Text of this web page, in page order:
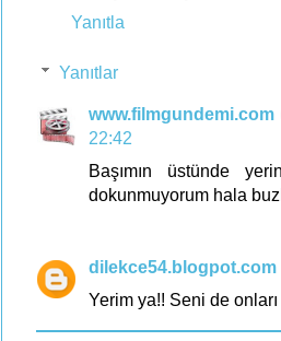
Yanıtla
Yanıtlar
www.filmgundemi.com
22:42
Başımın üstünde
dokunmuyorum hala
dilekce54.blogpot.com
Yerim ya!! Seni de